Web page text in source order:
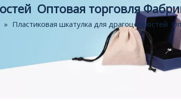
Оптовая торговля
» Пластиковая шкатулка для драгоценностей